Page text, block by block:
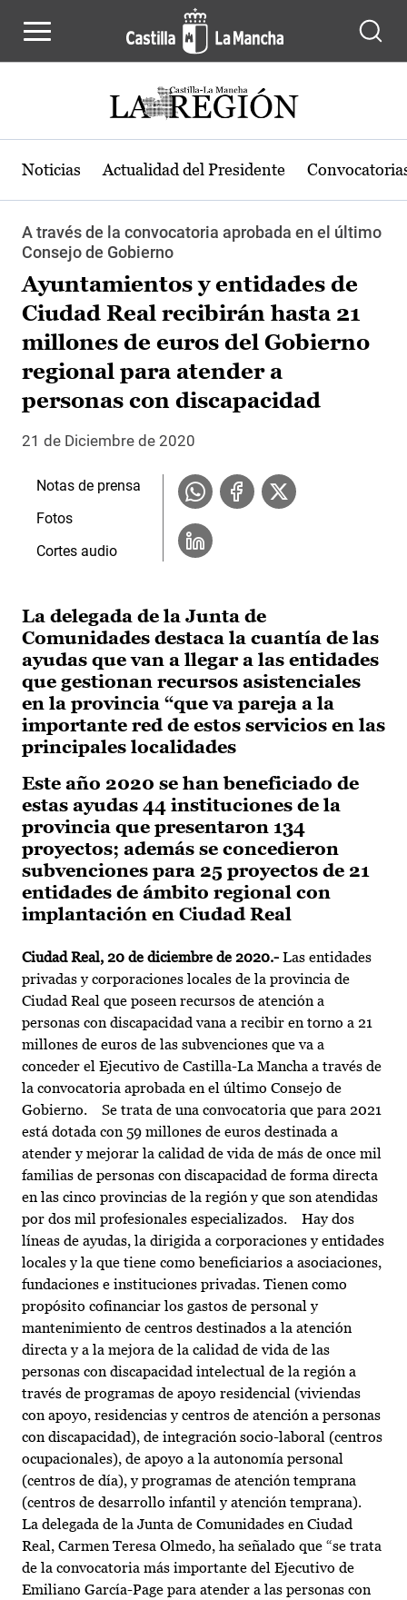
Noticias Actualidad del Presidente
A través de la convocatoria aprobada en el último
Consejo de Gobierno
Ayuntamientos y entidades de
Ciudad Real recibirán hasta 21
millones de euros del Gobierno
regional para atender a
personas con discapacidad
21 de Diciembre de 2020
La delegada de la Junta de
Comunidades destaca la cuantía de las
ayudas que van a llegar a las entidades
que gestionan recursos asistenciales
en la provincia “que va pareja a la
importante red de estos servicios en las
principales localidades
Este año 2020 se han beneficiado de
estas ayudas 44 instituciones de la
provincia que presentaron 134
proyectos; además se concedieron
subvenciones para 25 proyectos de 21
entidades de ámbito regional con
implantación en Ciudad Real
Ciudad Real, 20 de diciembre de 2020.- Las entidades
privadas y corporaciones locales de la provincia de
Ciudad Real que poseen recursos de atención a
personas con discapacidad vana a recibir en torno a 21
millones de euros de las subvenciones que va a
conceder el Ejecutivo de Castilla-La Mancha a través de
la convocatoria aprobada en el último Consejo de
Gobierno. Se trata de una convocatoria que para 2021
está dotada con 59 millones de euros destinada a
atender y mejorar la calidad de vida de más de once mil
familias de personas con discapacidad de forma directa
en las cinco provincias de la región y que son atendidas
por dos mil profesionales especializados. Hay dos
líneas de ayudas, la dirigida a corporaciones y entidades
locales y la que tiene como beneficiarios a asociaciones,
fundaciones e instituciones privadas. Tienen como
propósito cofinanciar los gastos de personal y
mantenimiento de centros destinados a la atención
directa y a la mejora de la calidad de vida de las
personas con discapacidad intelectual de la región a
través de programas de apoyo residencial (viviendas
con apoyo, residencias y centros de atención a personas
con discapacidad), de integración socio-laboral (centros
ocupacionales), de apoyo a la autonomía personal
(centros de día), y programas de atención temprana
(centros de desarrollo infantil y atención temprana).
La delegada de la Junta de Comunidades en Ciudad
Real, Carmen Teresa Olmedo, ha señalado que “se trata
de la convocatoria más importante del Ejecutivo de
Emiliano García-Page para atender a las personas con
Notas de prensa
Fotos
Cortes audio